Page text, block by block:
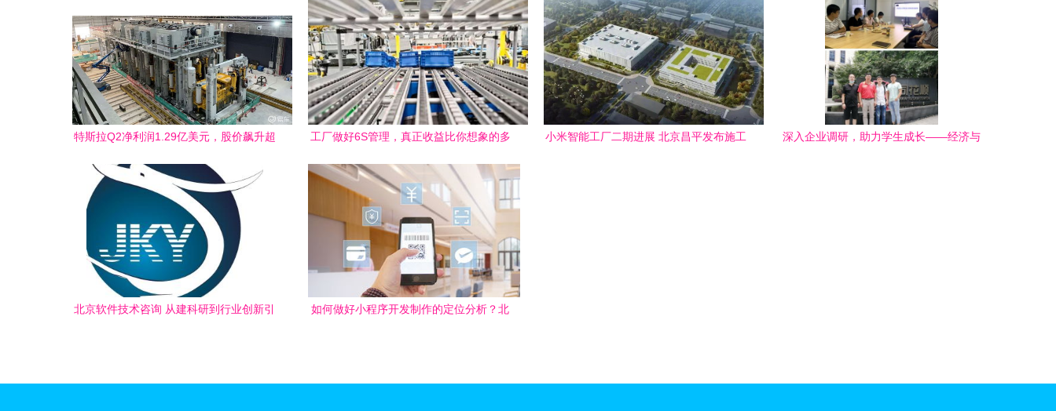
特斯拉Q2净利润1.29亿美元，股价飙升超
工厂做好6S管理，真正收益比你想象的多
小米智能工厂二期进展 北京昌平发布施工
深入企业调研，助力学生成长——经济与
北京软件技术咨询 从建科研到行业创新引
如何做好小程序开发制作的定位分析？北